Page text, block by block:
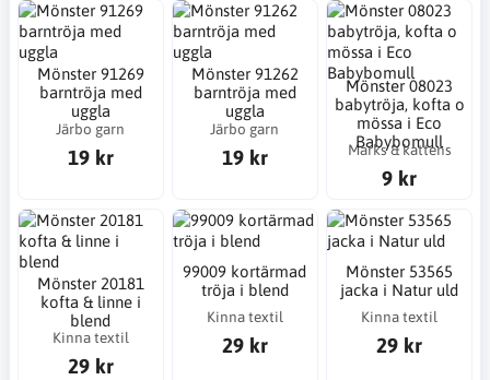
Mönster 91269
barntröja med
uggla
Järbo garn
19 kr
Mönster 91262
barntröja med
uggla
Järbo garn
19 kr
Mönster 08023
babytröja, kofta o
mössa i Eco
Babybomull
Marks & kattens
9 kr
Mönster 20181
kofta & linne i
blend
Kinna textil
29 kr
99009 kortärmad
tröja i blend
Kinna textil
29 kr
Mönster 53565
jacka i Natur uld
Kinna textil
29 kr